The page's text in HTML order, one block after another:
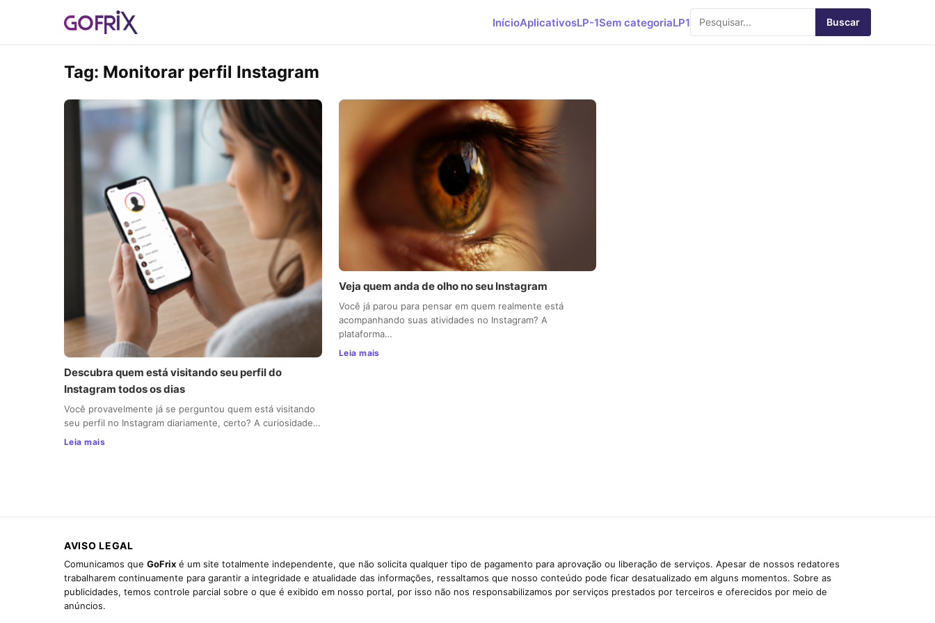
InícioAplicativosLP-1Sem categoriaLP1 Buscar
Tag: Monitorar perfil Instagram
Descubra quem está visitando seu perfil do
Instagram todos os dias
Você provavelmente já se perguntou quem está visitando
seu perfil no Instagram diariamente, certo? A curiosidade…
Leia mais
Veja quem anda de olho no seu Instagram
Você já parou para pensar em quem realmente está
acompanhando suas atividades no Instagram? A
plataforma…
Leia mais
AVISO LEGAL
Comunicamos que GoFrix é um site totalmente independente, que não solicita qualquer tipo de pagamento para aprovação ou liberação de serviços. Apesar de nossos redatores
trabalharem continuamente para garantir a integridade e atualidade das informações, ressaltamos que nosso conteúdo pode ficar desatualizado em alguns momentos. Sobre as
publicidades, temos controle parcial sobre o que é exibido em nosso portal, por isso não nos responsabilizamos por serviços prestados por terceiros e oferecidos por meio de
anúncios.